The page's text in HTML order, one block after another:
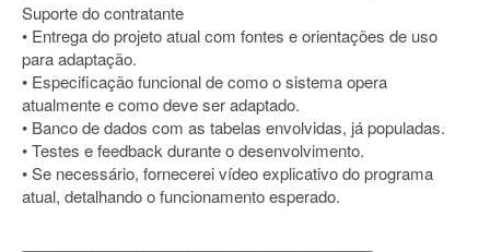
Suporte do contratante
• Entrega do projeto atual com fontes e orientações de uso
para adaptação.
• Especificação funcional de como o sistema opera
atualmente e como deve ser adaptado.
• Banco de dados com as tabelas envolvidas, já populadas.
• Testes e feedback durante o desenvolvimento.
• Se necessário, fornecerei vídeo explicativo do programa
atual, detalhando o funcionamento esperado.